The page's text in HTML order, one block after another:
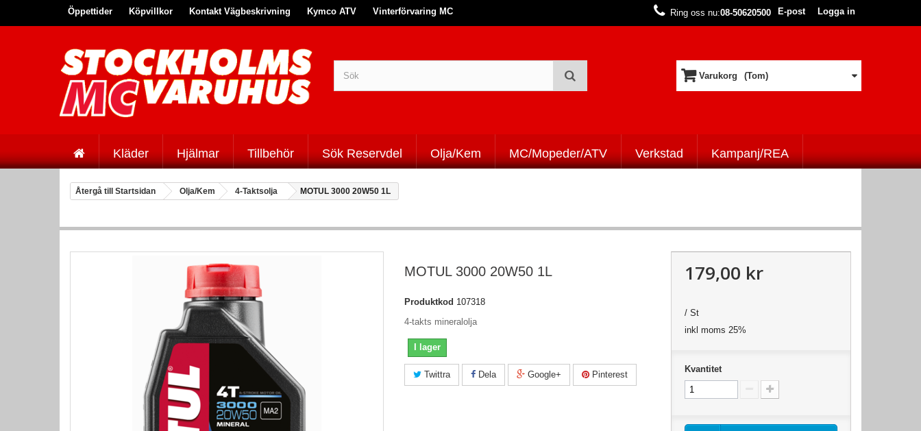
Öppettider Köpvillkor Kontakt Vägbeskrivning Kymco ATV Vinterförvaring MC Logga in
E-post
Ring oss nu:08-50620500
Varukorg (Tom)
Kläder Hjälmar Tillbehör Sök Reservdel Olja/Kem MC/Mopeder/ATV Verkstad Kampanj/REA
Återgå till Startsidan Olja/Kem 4-Taktsolja MOTUL 3000 20W50 1L
MOTUL 3000 20W50 1L
Produktkod 107318
4-takts mineralolja
I lager
Twittra Dela Google+ Pinterest
179,00 kr
/ St
inkl moms 25%
Kvantitet